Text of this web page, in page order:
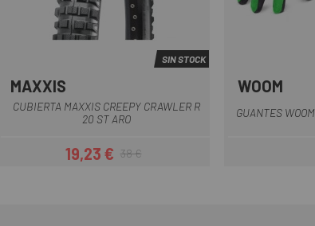
SIN STOCK
MAXXIS
CUBIERTA MAXXIS CREEPY CRAWLER R
20 ST ARO
Precio
19,23 €Precio regular
38 €
Azul
WOOM
GUANTES WOOM